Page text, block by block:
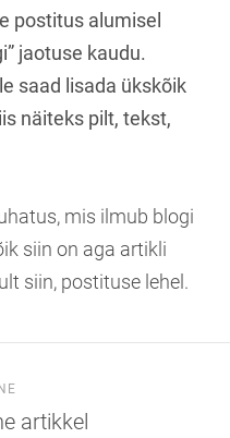
postitus alumisel
jaotuse kaudu.
saad lisada ükskõik
näiteks pilt, tekst,
mis ilmub blogi
siin on aga artikli
siin, postituse lehel.
artikkel